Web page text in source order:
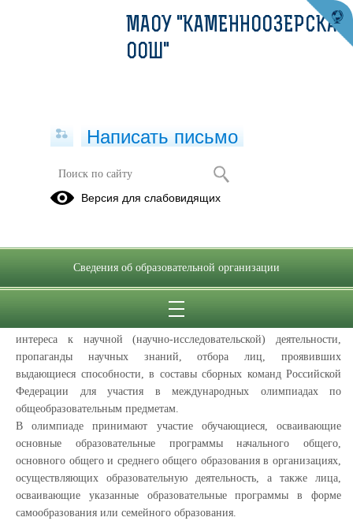
Олипиадное движение школьников
школьников
Всероссийская олимпиада школьников
интереса к научной (научно-исследовательской) деятельности,
пропаганды научных знаний, отбора лиц, проявивших
выдающиеся способности, в составы сборных команд Российской
Федерации для участия в международных олимпиадах по
общеобразовательным предметам.
В олимпиаде принимают участие обучающиеся, осваивающие
основные образовательные программы начального общего,
основного общего и среднего общего образования в организациях,
осуществляющих образовательную деятельность, а также лица,
осваивающие указанные образовательные программы в форме
самообразования или семейного образования.
МАОУ "КАМЕННООЗЕРСКАЯ
ООШ"
Написать письмо
Версия для слабовидящих
Сведения об образовательной организации